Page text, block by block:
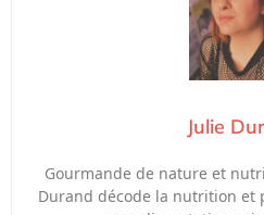
Julie
Gourmande de nature et
Durand décode la nutrition et